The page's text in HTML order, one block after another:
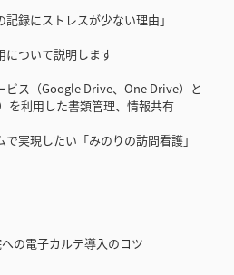
録にストレスが少ない理由」
ついて説明します
ス（Google Drive、One Drive）と
利用した書類管理、情報共有
実現したい「みのりの訪問看護」
の電子カルテ導入のコツ